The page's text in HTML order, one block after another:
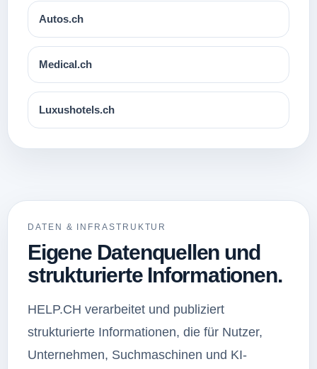
Autos.ch
Medical.ch
Luxushotels.ch
DATEN & INFRASTRUKTUR
Eigene Datenquellen und
strukturierte Informationen.
HELP.CH verarbeitet und publiziert
strukturierte Informationen, die für Nutzer,
Unternehmen, Suchmaschinen und KI-